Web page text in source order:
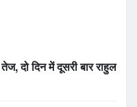
दो दिन में दूसरी बार राहुल